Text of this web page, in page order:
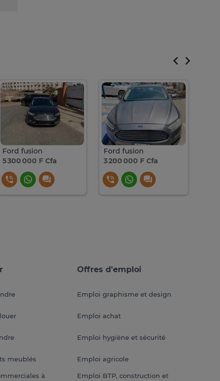
Ford fusion
5 300 000 F Cfa
Ford fusion
3 200 000 F Cfa
meublés
à
Offres d'emploi
Emploi graphisme et design
Emploi achat
Emploi hygiène et sécurité
Emploi agricole
Emploi BTP, construction et